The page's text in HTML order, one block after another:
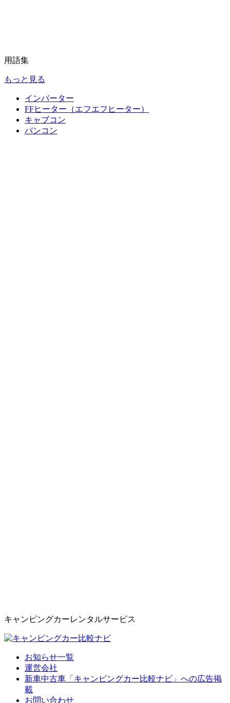
用語集
もっと見る
インバーター
FFヒーター（エフエフヒーター）
キャブコン
バンコン
キャンピングカーレンタルサービス
お知らせ一覧
運営会社
新車中古車「キャンピングカー比較ナビ」への広告掲
載
お問い合わせ